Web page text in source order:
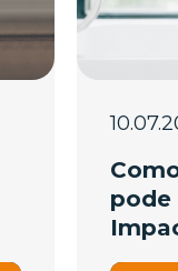
pode